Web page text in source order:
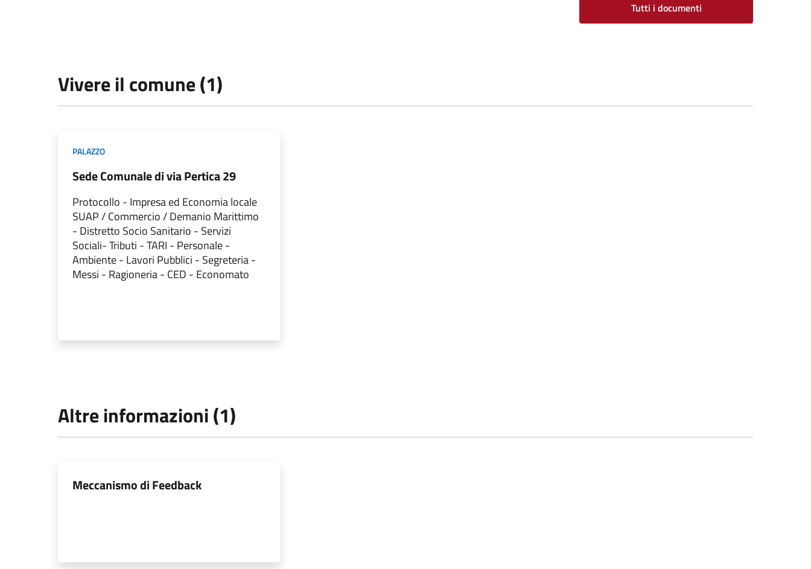
Tutti i documenti
Vivere il comune (1)
PALAZZO
Sede Comunale di via Pertica 29
Protocollo - Impresa ed Economia locale
SUAP / Commercio / Demanio Marittimo
- Distretto Socio Sanitario - Servizi
Sociali- Tributi - TARI - Personale -
Ambiente - Lavori Pubblici - Segreteria -
Messi - Ragioneria - CED - Economato
Altre informazioni (1)
Meccanismo di Feedback